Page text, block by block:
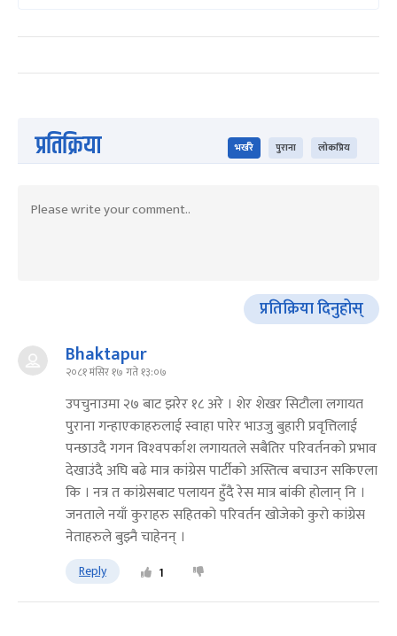
प्रतिक्रिया भर्खरै पुराना लोकप्रिय
प्रतिक्रिया दिनुहोस्
Bhaktapur
२०८१ मंसिर १७ गते १३:०७
उपचुनाउमा २७ बाट झरेर १८ अरे । शेर शेखर सिटौला लगायत
पुराना गन्हाएकाहरुलाई स्वाहा पारेर भाउजु बुहारी प्रवृत्तिलाई
पन्छाउदै गगन विश्‍वपर्काश लगायतले सबैतिर परिवर्तनको प्रभाव
देखाउंदै अघि बढे मात्र कांग्रेस पार्टीको अस्तित्व बचाउन सकिएला
कि । नत्र त कांग्रेसबाट पलायन हुँदै रेस मात्र बांकी होलान् नि ।
जनताले नयाँ कुराहरु सहितको परिवर्तन खोजेको कुरो कांग्रेस
नेताहरुले बुझ्नै चाहेनन् ।
Reply 1